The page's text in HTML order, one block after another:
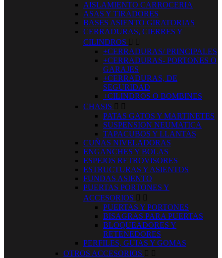
AISLAMIENTO CARROCERIA
ASAS Y TIRADORES
BASES ASIENTO GIRATORIAS
CERRADURAS, CIERRES Y
CILINDROS  
+CERRADURAS/ PRINCIPALES
+CERRADURAS- PORTONES O
GARAJES
+CERRADURAS, DE
SEGURIDAD
+CILINDROS O BOMBINES
CHASIS  
PATAS GATOS Y MARTINETES
SUSPENSION NEUMATICA
TAPACUBOS Y LLANTAS
CUÑAS NIVELADORAS
ENGANCHES Y BOLAS
ESPEJOS RETROVISORES
ESTRUCTURAS Y ASIENTOS
FUNDAS ASIENTO
PUERTAS PORTONES Y
ACCESORIOS  
PUERTAS Y PORTONES
BISAGRAS PARA PUERTAS
BLOQUEADORES Y
RETENEDORES
PERFILES, GUIAS Y GOMAS
OTROS ACCESORIOS  